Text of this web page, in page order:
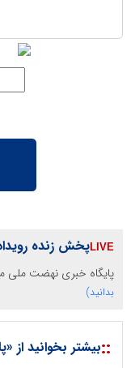
پخش زنده
پایگاه خبری نهضت ملی
بدانید)
::بیشتر بخوانید